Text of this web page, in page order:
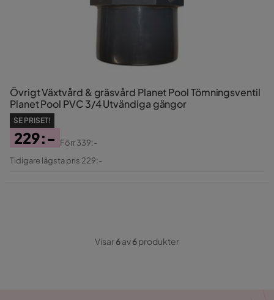
Övrigt Växtvård & gräsvård Planet Pool Tömningsventil
Planet Pool PVC 3/4 Utvändiga gängor
SE PRISET!
Pris
229:-
Original
Förr339:-
Tidigare lägsta pris 229:-
Visar6av6produkter